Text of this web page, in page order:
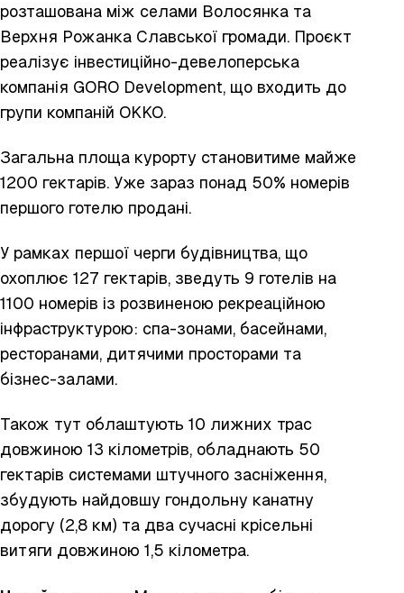
розташована між селами Волосянка та
Верхня Рожанка Славської громади. Проєкт
реалізує інвестиційно-девелоперська
компанія GORO Development, що входить до
групи компаній OKKO.
Загальна площа курорту становитиме майже
1200 гектарів. Уже зараз понад 50% номерів
першого готелю продані.
У рамках першої черги будівництва, що
охоплює 127 гектарів, зведуть 9 готелів на
1100 номерів із розвиненою рекреаційною
інфраструктурою: спа-зонами, басейнами,
ресторанами, дитячими просторами та
бізнес-залами.
Також тут облаштують 10 лижних трас
довжиною 13 кілометрів, обладнають 50
гектарів системами штучного засніження,
збудують найдовшу гондольну канатну
дорогу (2,8 км) та два сучасні крісельні
витяги довжиною 1,5 кілометра.